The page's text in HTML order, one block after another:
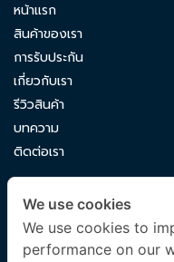
หน้าแรก
สินค้าของเรา
การรับประกัน
เกี่ยวกับเรา
รีวิวสินค้า
บทความ
ติดต่อเรา
082 419 9871
We use cookies
We use cookies to
performance on our